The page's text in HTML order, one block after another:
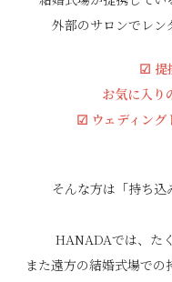
外部のサロンでレン
☑︎ 提
お気に入り
☑︎ ウェディング
そんな方は「持ち込
HANADAでは、た
また遠方の結婚式場での